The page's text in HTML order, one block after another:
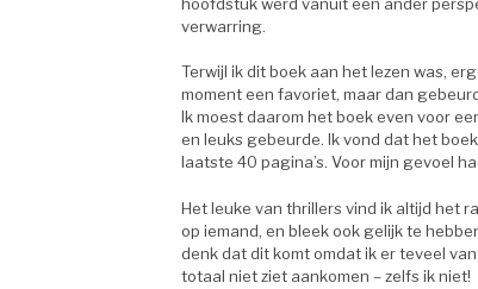
verwarring.
Terwijl ik dit boek aan het lezen was,
moment een favoriet, maar dan
Ik moest daarom het boek even voor
en leuks gebeurde. Ik vond dat het
laatste 40 pagina’s. Voor mijn gevoel
Het leuke van thrillers vind ik altijd het
op iemand, en bleek ook gelijk te
denk dat dit komt omdat ik er teveel
totaal niet ziet aankomen – zelfs ik niet!